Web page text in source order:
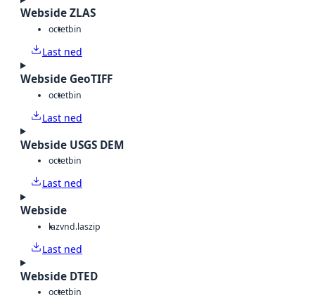
Webside ZLAS
octetbin
Last ned
Webside GeoTIFF
octetbin
Last ned
Webside USGS DEM
octetbin
Last ned
Webside
lazvnd.laszip
Last ned
Webside DTED
octetbin